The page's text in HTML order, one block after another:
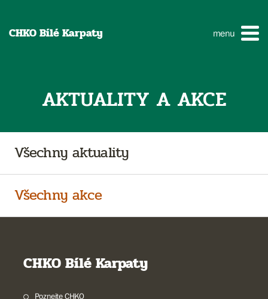
CHKO Bílé Karpaty menu
AKTUALITY A AKCE
Všechny aktuality
Všechny akce
CHKO Bílé Karpaty
Poznejte CHKO